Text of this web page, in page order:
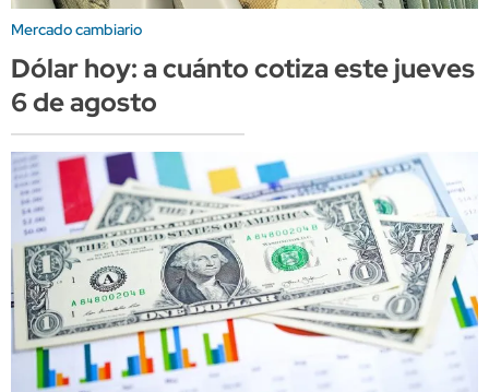
Mercado cambiario
Dólar hoy: a cuánto cotiza este jueves
6 de agosto